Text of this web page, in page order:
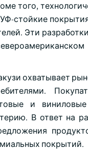
того,
стойкие
Эти
охватывает
и
В ответ на
покрытий.